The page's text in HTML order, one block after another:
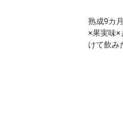
熟成9カ
×果実味
けて飲み